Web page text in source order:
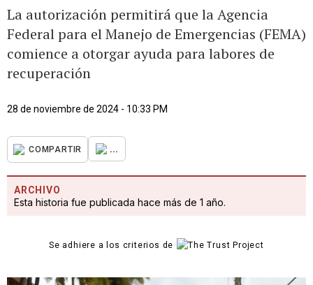
La autorización permitirá que la Agencia
Federal para el Manejo de Emergencias (FEMA)
comience a otorgar ayuda para labores de
recuperación
28 de noviembre de 2024 - 10:33 PM
COMPARTIR ...
ARCHIVO
Esta historia fue publicada hace más de 1 año.
Se adhiere a los criterios de